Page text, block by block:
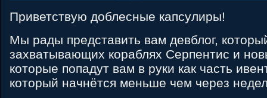
Приветствую доблесные капсулиры!
Мы рады представить вам девблог,
захватывающих кораблях Серпентис и
которые попадут вам в руки как часть
который начнётся меньше чем через